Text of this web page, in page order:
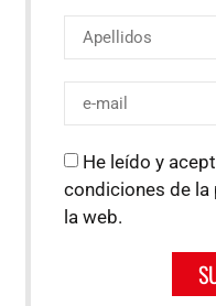
He leído y
condiciones de
la web.